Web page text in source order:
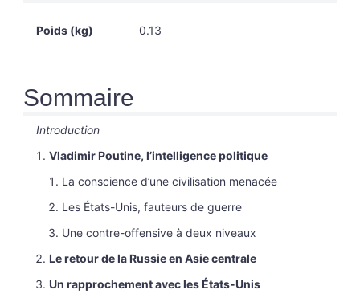
Poids (kg) 0.13
Sommaire
Introduction
Vladimir Poutine, l’intelligence politique
La conscience d’une civilisation menacée
Les États-Unis, fauteurs de guerre
Une contre-offensive à deux niveaux
Le retour de la Russie en Asie centrale
Un rapprochement avec les États-Unis